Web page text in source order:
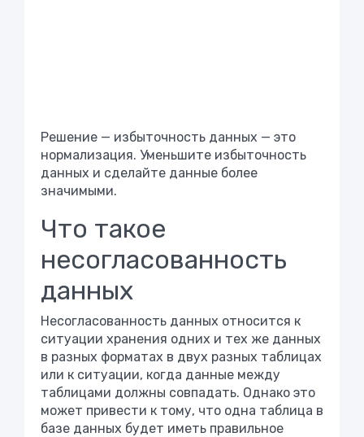
Решение — избыточность данных — это
нормализация. Уменьшите избыточность
данных и сделайте данные более
значимыми.
Что такое
несогласованность
данных
Несогласованность данных относится к
ситуации хранения одних и тех же данных
в разных форматах в двух разных таблицах
или к ситуации, когда данные между
таблицами должны совпадать. Однако это
может привести к тому, что одна таблица в
базе данных будет иметь правильное